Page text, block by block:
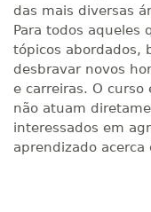
das mais diversas
Para todos aqueles
tópicos abordados,
desbravar novos
e carreiras. O
não atuam
interessados em
aprendizado